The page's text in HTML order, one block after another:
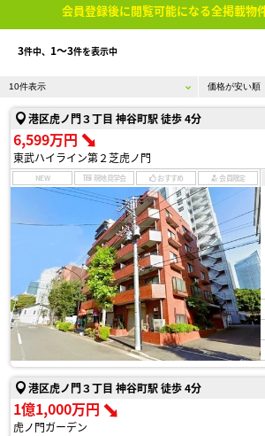
会員登録後に閲覧可能になる全掲載物
3件中、 1〜3件を表示中
港区虎ノ門３丁目 神谷町駅 徒歩 4分
6,599万円
東武ハイライン第２芝虎ノ門
NEW 現地見学会 おすすめ 会員限定
港区虎ノ門３丁目 神谷町駅 徒歩 4分
1億1,000万円
虎ノ門ガーデン